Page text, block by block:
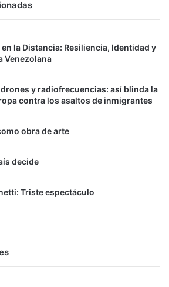
la Distancia: Resiliencia, Identidad y
Venezolana
y radiofrecuencias: así blinda la
contra los asaltos de inmigrantes
obra de arte
decide
Triste espectáculo